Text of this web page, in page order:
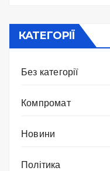
КАТЕГОРІЇ
Без категорії
Компромат
Новини
Політика